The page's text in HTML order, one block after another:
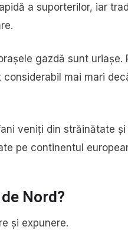
a suporterilor, iar
gazdă sunt uriașe.
mai mari
veniți din străinătate
pe continentul
Nord?
și expunere.